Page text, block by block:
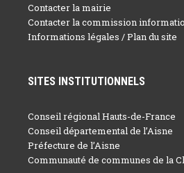
Contacter la mairie
Contacter la commission
Informations légales / Plan du site
SITES INSTITUTIONNELS
Conseil régional Hauts-de-France
Conseil départemental de l’Aisne
Préfecture de l’Aisne
Communauté de communes de la